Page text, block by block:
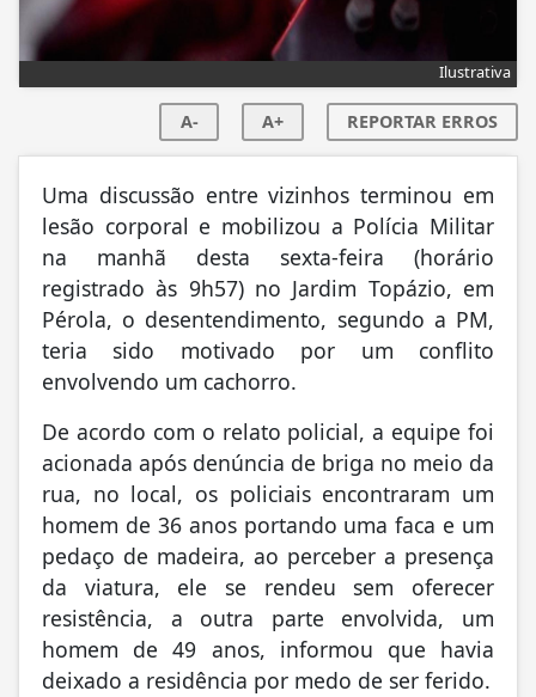
Ilustrativa
A- A+ REPORTAR ERROS
Uma discussão entre vizinhos terminou em
lesão corporal e mobilizou a Polícia Militar
na manhã desta sexta-feira (horário
registrado às 9h57) no Jardim Topázio, em
Pérola, o desentendimento, segundo a PM,
teria sido motivado por um conflito
envolvendo um cachorro.
De acordo com o relato policial, a equipe foi
acionada após denúncia de briga no meio da
rua, no local, os policiais encontraram um
homem de 36 anos portando uma faca e um
pedaço de madeira, ao perceber a presença
da viatura, ele se rendeu sem oferecer
resistência, a outra parte envolvida, um
homem de 49 anos, informou que havia
deixado a residência por medo de ser ferido.